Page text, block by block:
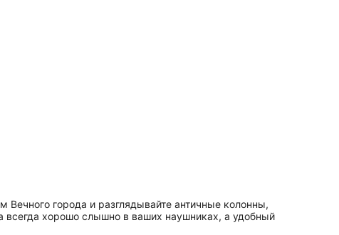
города и разглядывайте античные колонны,
всегда хорошо слышно в ваших наушниках, а удобный